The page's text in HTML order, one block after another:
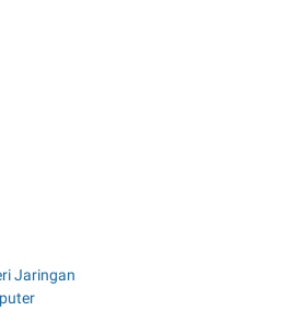
Jaringan